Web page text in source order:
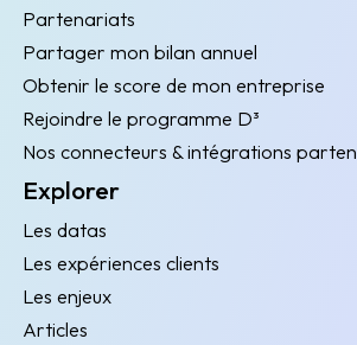
Partenariats
Partager mon bilan annuel
Obtenir le score de mon entreprise
Rejoindre le programme D³
Nos connecteurs & intégrations
Explorer
Les datas
Les expériences clients
Les enjeux
Articles